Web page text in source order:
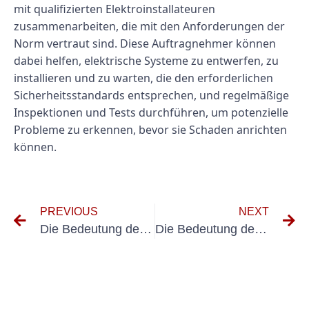
mit qualifizierten Elektroinstallateuren
zusammenarbeiten, die mit den Anforderungen der
Norm vertraut sind. Diese Auftragnehmer können
dabei helfen, elektrische Systeme zu entwerfen, zu
installieren und zu warten, die den erforderlichen
Sicherheitsstandards entsprechen, und regelmäßige
Inspektionen und Tests durchführen, um potenzielle
Probleme zu erkennen, bevor sie Schaden anrichten
können.
PREVIOUS
Die Bedeutung des Gerätetesters VDE 0701 0702 für die elektrische Sicherheit verstehen
NEXT
Die Bedeutung der DGUV V3 Gerätetester-Konformität verstehen